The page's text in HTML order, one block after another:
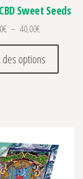
variations. Les
Sweet Seeds
€ – 40,00€Plage de prix
des options
Ce